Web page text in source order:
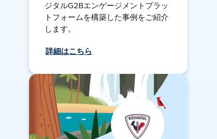
ジタルG2Bエンゲージメントプラッ
トフォームを構築した事例をご紹介
します。
詳細はこちら